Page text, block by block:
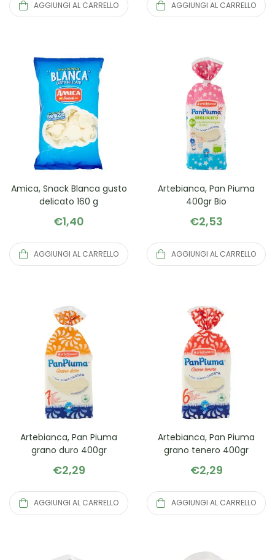
AGGIUNGI AL CARRELLO AGGIUNGI AL CARRELLO
Amica, Snack Blanca gusto
delicato 160 g
€1,40
AGGIUNGI AL CARRELLO
Artebianca, Pan Piuma
400gr Bio
€2,53
AGGIUNGI AL CARRELLO
Artebianca, Pan Piuma
grano duro 400gr
€2,29
AGGIUNGI AL CARRELLO
Artebianca, Pan Piuma
grano tenero 400gr
€2,29
AGGIUNGI AL CARRELLO